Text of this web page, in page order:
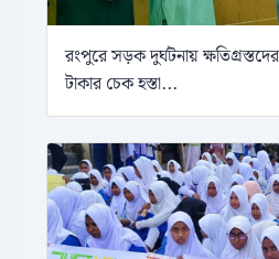
রংপুরে সড়ক দুর্ঘটনায়
টাকার চেক হস্তা...